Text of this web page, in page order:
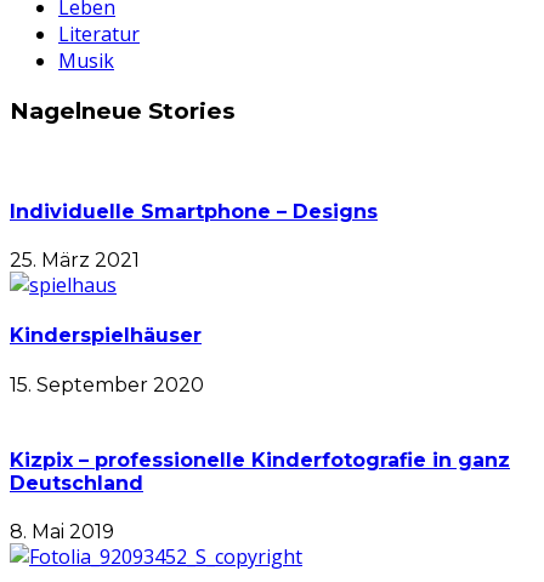
Leben
Literatur
Musik
Nagelneue Stories
Individuelle Smartphone – Designs
25. März 2021
Kinderspielhäuser
15. September 2020
Kizpix – professionelle Kinderfotografie in ganz
Deutschland
8. Mai 2019